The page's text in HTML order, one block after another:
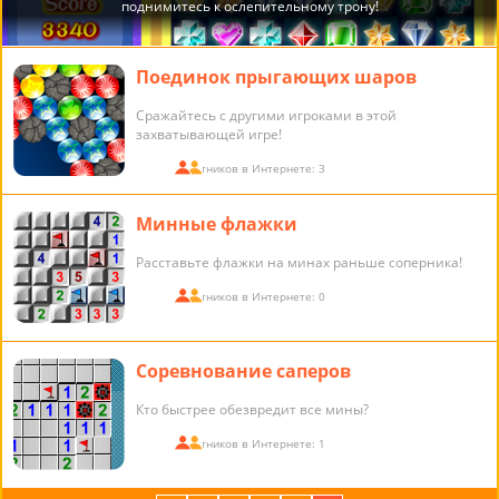
Поединок прыгающих шаров
Сражайтесь с другими игроками в этой
захватывающей игре!
Участников в Интернете: 3
Минные флажки
Расставьте флажки на минах раньше соперника!
Участников в Интернете: 0
Соревнование саперов
Кто быстрее обезвредит все мины?
Участников в Интернете: 1